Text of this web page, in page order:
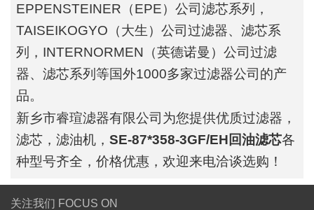
EPPENSTEINER（EPE）公司滤芯系列，
TAISEIKOGYO（大生）公司过滤器、滤芯系
列，INTERNORMEN（英德诺曼）公司过滤
器、滤芯系列等国外1000多家过滤器公司的产
品。
新乡市睿瑄滤器有限公司为您提供优质过滤器，
滤芯，滤油机，SE-87*358-3GF/EH回油滤芯各
种型号齐全，价格优惠，欢迎来电洽谈选购！
关注我们 FOCUS ON